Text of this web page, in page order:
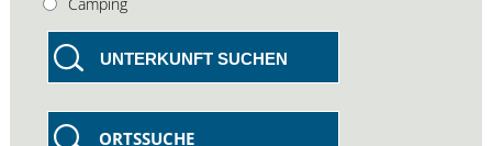
UNTERKUNFT SUCHEN
ORTSSUCHE